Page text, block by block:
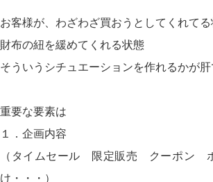
お客様が、わざわざ買おうとしてくれて
財布の紐を緩めてくれる状態
そういうシチュエーションを作れるかが肝
重要な要素は
１．企画内容
（タイムセール 限定販売 クーポン
け・・・）